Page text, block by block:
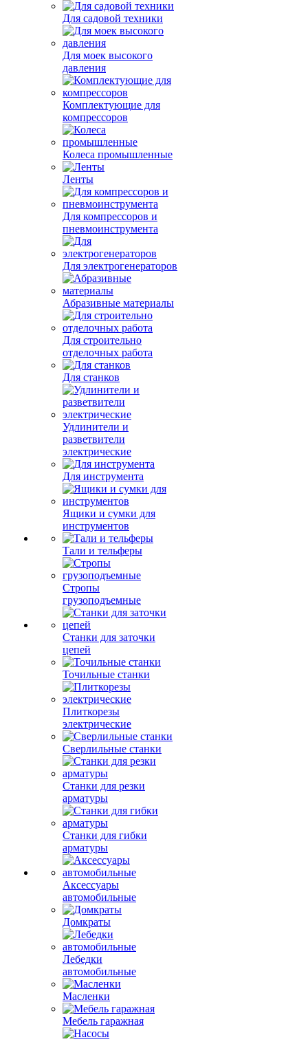
Для садовой техники
Для моек высокого
давления
Комплектующие для
компрессоров
Колеса промышленные
Ленты
Для компрессоров и
пневмоинструмента
Для электрогенераторов
Абразивные материалы
Для строительно
отделочных работа
Для станков
Удлинители и
разветвители
электрические
Для инструмента
Ящики и сумки для
инструментов
Тали и тельферы
Стропы
грузоподъемные
Станки для заточки
цепей
Точильные станки
Плиткорезы
электрические
Сверлильные станки
Станки для резки
арматуры
Станки для гибки
арматуры
Аксессуары
автомобильные
Домкраты
Лебедки
автомобильные
Масленки
Мебель гаражная